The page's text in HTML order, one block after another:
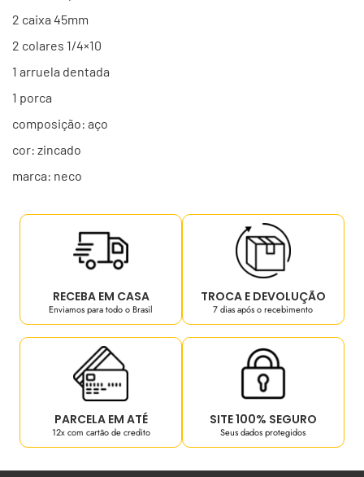
2 caixa 45mm
2 colares 1/4×10
1 arruela dentada
1 porca
composição: aço
cor: zincado
marca: neco
RECEBA EM CASA
Enviamos para todo o Brasil
TROCA E DEVOLUÇÃO
7 dias após o recebimento
PARCELA EM ATÉ
12x com cartão de credito
SITE 100% SEGURO
Seus dados protegidos